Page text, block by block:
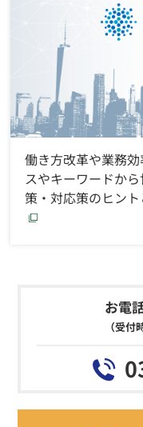
働き方改革や業務
スやキーワードか
策・対応策のヒン
お電
（受